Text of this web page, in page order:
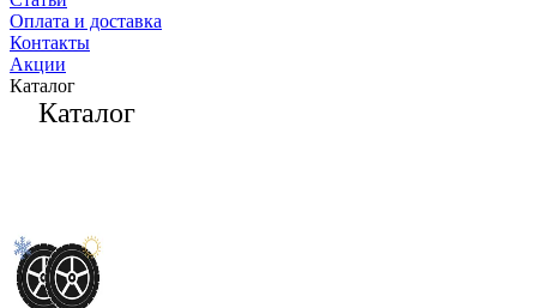
Оплата и доставка
Контакты
Акции
Каталог
Каталог